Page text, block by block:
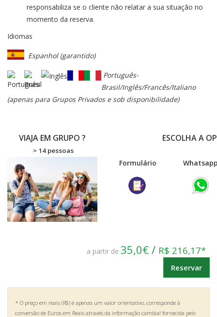
responsabiliza se o cliente não relatar a sua situação no
momento da reserva.
Idiomas
Espanhol (garantido)
Português-
Brasil/Inglês/Francês/Italiano
(apenas para Grupos Privados e sob disponibilidade)
VIAJA EM GRUPO ? ESCOLHA A
> 14 pessoas
Formulário Wha
a partir de 35,0€ / R$ 216,17*
Reservar
* O preço em reais (R$) é apenas um valor orientativo, corresponde à
conversão de Euros em Reais através da informação cambial fornecida pelo